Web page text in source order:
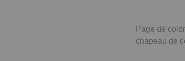
Page de
chapeau de